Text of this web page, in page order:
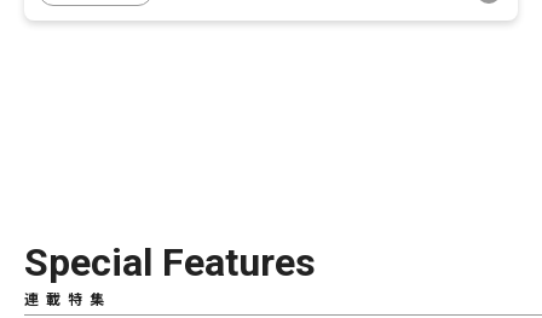
Special Features
連載特集